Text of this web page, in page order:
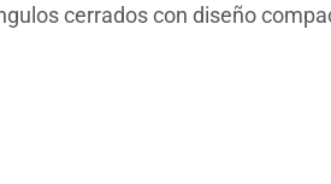
cerrados con diseño